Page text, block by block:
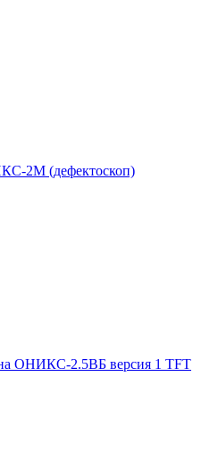
2М (дефектоскоп)
ОНИКС-2.5ВБ версия 1 TFT